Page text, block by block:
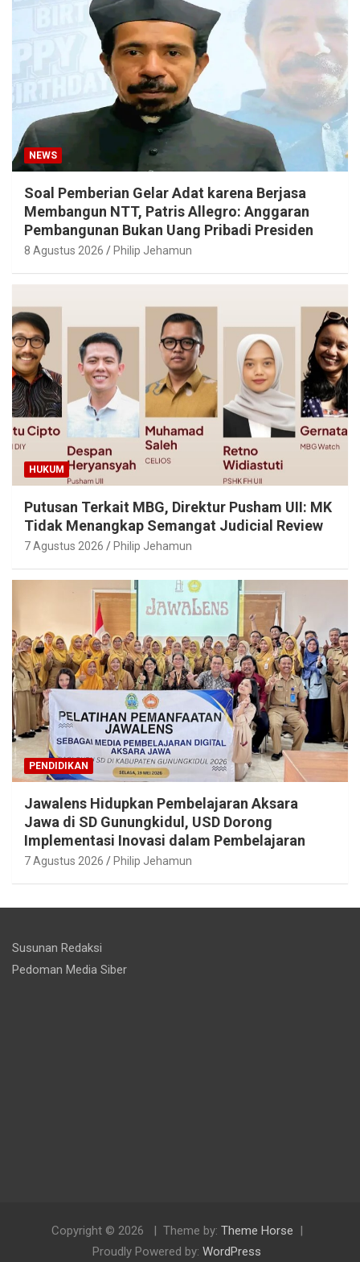
NEWS
Soal Pemberian Gelar Adat karena Berjasa
Membangun NTT, Patris Allegro: Anggaran
Pembangunan Bukan Uang Pribadi Presiden
8 Agustus 2026 Philip Jehamun
HUKUM
Putusan Terkait MBG, Direktur Pusham UII: MK
Tidak Menangkap Semangat Judicial Review
7 Agustus 2026 Philip Jehamun
PENDIDIKAN
Jawalens Hidupkan Pembelajaran Aksara
Jawa di SD Gunungkidul, USD Dorong
Implementasi Inovasi dalam Pembelajaran
7 Agustus 2026 Philip Jehamun
Susunan Redaksi
Pedoman Media Siber
Copyright © 2026 Theme by: Theme Horse
Proudly Powered by: WordPress